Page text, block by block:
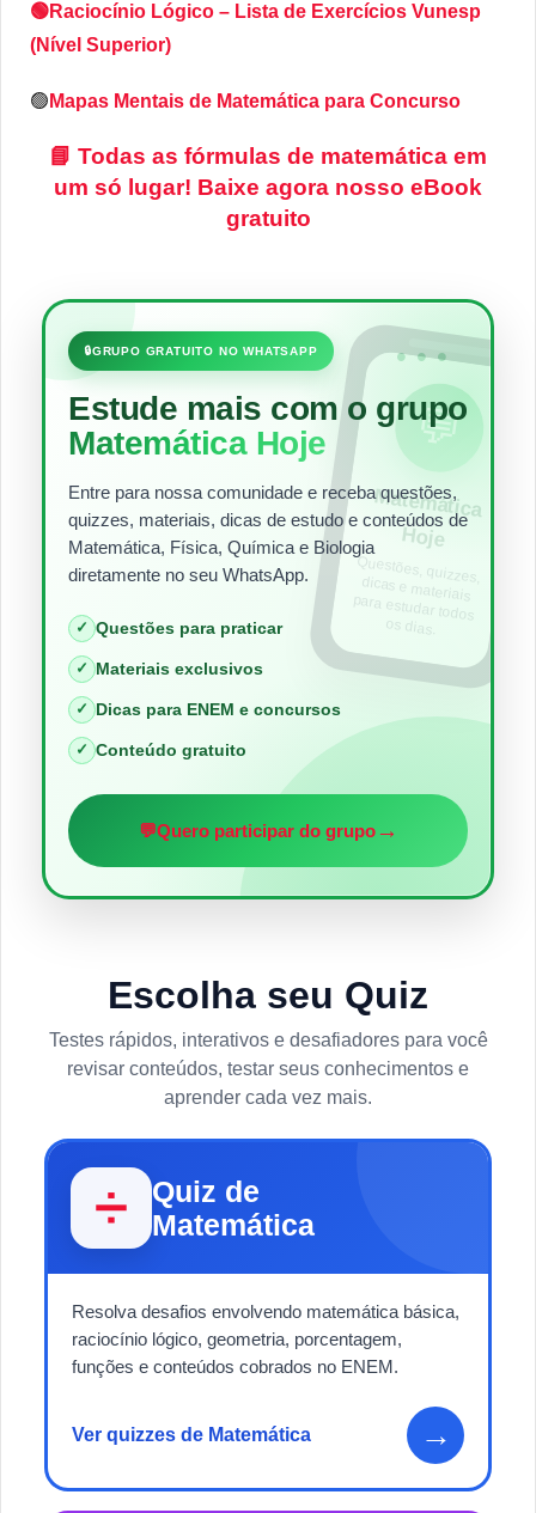
🟢Raciocínio Lógico – Lista de Exercícios Vunesp
(Nível Superior)
🟢 Mapas Mentais de Matemática para Concurso
📘 Todas as fórmulas de matemática em
um só lugar! Baixe agora nosso eBook
gratuito
•••
🔒GRUPO GRATUITO NO WHATSAPP
Estude mais com o grupo
Matemática Hoje
Entre para nossa comunidade e receba questões,
quizzes, materiais, dicas de estudo e conteúdos de
Matemática, Física, Química e Biologia
diretamente no seu WhatsApp.
✓ Questões para praticar
✓ Materiais exclusivos
✓ Dicas para ENEM e concursos
✓ Conteúdo gratuito
💬Quero participar do grupo→
💬
Matem
ática
Hoje
Questões, quizzes,
dicas e materiais
para estudar todos
os dias.
Escolha seu Quiz
Testes rápidos, interativos e desafiadores para você
revisar conteúdos, testar seus conhecimentos e
aprender cada vez mais.
➗
Quiz de
Matemática
Resolva desafios envolvendo matemática básica,
raciocínio lógico, geometria, porcentagem,
funções e conteúdos cobrados no ENEM.
Ver quizzes de Matemática →